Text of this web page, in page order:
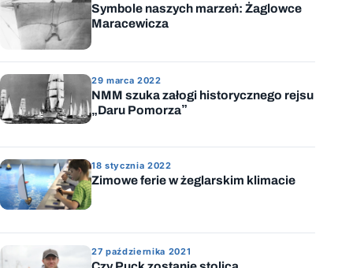
Symbole naszych marzeń: Żaglowce
Maracewicza
29 marca 2022
NMM szuka załogi historycznego rejsu
„Daru Pomorza”
18 stycznia 2022
Zimowe ferie w żeglarskim klimacie
27 października 2021